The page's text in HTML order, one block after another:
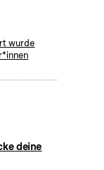
wurde
deine